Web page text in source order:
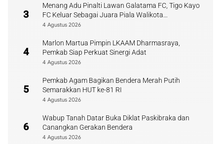
3
Menang Adu Pinalti Lawan Galatama FC, Tigo Kayo
FC Keluar Sebagai Juara Piala Walikota
Payakumbuh
4 Agustus 2026
4
Marlon Martua Pimpin LKAAM Dharmasraya,
Pemkab Siap Perkuat Sinergi Adat
4 Agustus 2026
5
Pemkab Agam Bagikan Bendera Merah Putih
Semarakkan HUT ke-81 RI
4 Agustus 2026
6
Wabup Tanah Datar Buka Diklat Paskibraka dan
Canangkan Gerakan Bendera
4 Agustus 2026